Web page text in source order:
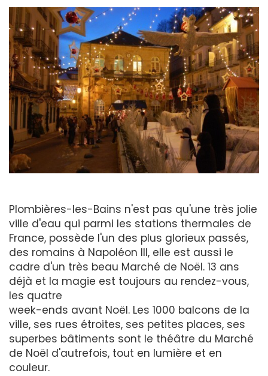
Plombières-les-Bains n'est pas qu'une très jolie
ville d'eau qui parmi les stations thermales de
France, possède l'un des plus glorieux passés,
des romains à Napoléon III, elle est aussi le
cadre d'un très beau Marché de Noël. 13 ans
déjà et la magie est toujours au rendez-vous,
les quatre
week-ends avant Noël. Les 1000 balcons de la
ville, ses rues étroites, ses petites places, ses
superbes bâtiments sont le théâtre du Marché
de Noël d'autrefois, tout en lumière et en
couleur.